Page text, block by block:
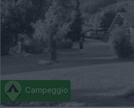
Campeggio